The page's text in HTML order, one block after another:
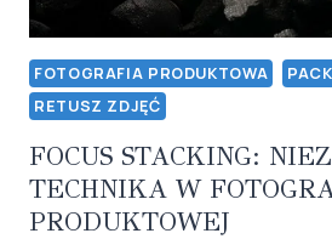
FOTOGRAFIA PRODUKTOWA
RETUSZ ZDJĘĆ
FOCUS STACKING:
TECHNIKA W
PRODUKTOWEJ